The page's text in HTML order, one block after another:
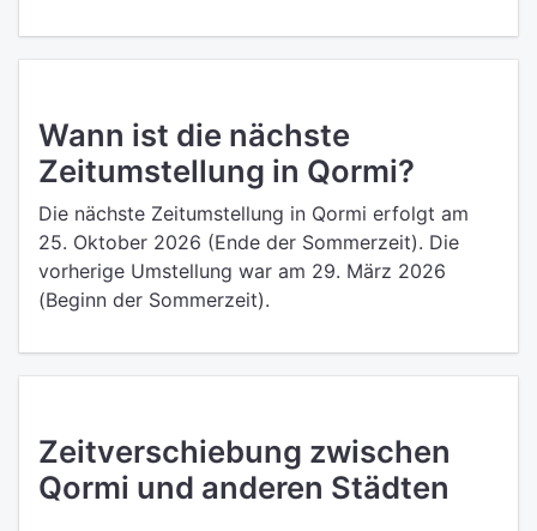
Wann ist die nächste
Zeitumstellung in Qormi?
Die nächste Zeitumstellung in Qormi erfolgt am
25. Oktober 2026 (Ende der Sommerzeit). Die
vorherige Umstellung war am 29. März 2026
(Beginn der Sommerzeit).
Zeitverschiebung zwischen
Qormi und anderen Städten